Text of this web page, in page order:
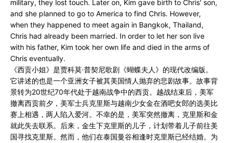
military, they lost touch. Later on, Kim gave birth to Chris' son,
and she planned to go to America to find Chris. However,
when they happened to meet again in Bangkok, Thailand,
Chris had already been married. In order to let her son live
with his father, Kim took her own life and died in the arms of
Chris eventually.
《西贡小姐》是贾科莫·普契尼歌剧《蝴蝶夫人》的现代改编版。
它讲述的也是一个亚洲女子被其美国情人抛弃的悲剧故事。故事背
景转为20世纪70年代处于越南战争中的西贡。越战结束后，美军
撤离西贡前夕，美军士兵克里斯与越南少女金在酒吧女郎的选美比
赛上相遇，两人陷入爱河。不幸的是，美军突然撤离，克里斯和金
就此失去联系。后来，金生下克里斯的儿子，计划带着儿子前往美
国寻找克里斯。然而，他们在泰国曼谷相逢时克里斯已经结婚。为